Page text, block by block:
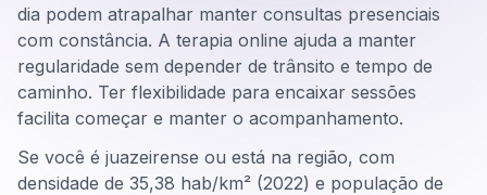
dia podem atrapalhar manter consultas presenciais
com constância. A terapia online ajuda a manter
regularidade sem depender de trânsito e tempo de
caminho. Ter flexibilidade para encaixar sessões
facilita começar e manter o acompanhamento.
Se você é juazeirense ou está na região, com
densidade de 35,38 hab/km² (2022) e população de